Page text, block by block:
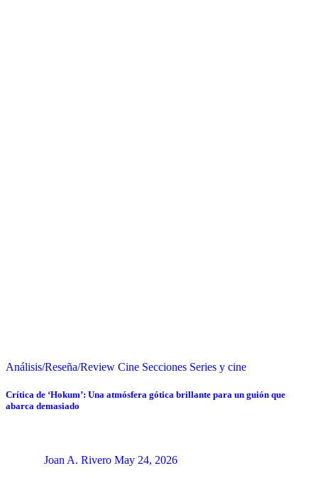
Análisis/Reseña/Review Cine Secciones Series y cine
Crítica de ‘Hokum’: Una atmósfera gótica brillante para un guión que
abarca demasiado
Joan A. Rivero May 24, 2026